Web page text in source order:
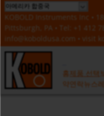
KOBOLD Instruments Inc •
Pittsburgh, PA • Tel:
+1 412
info@koboldusa.com • visit
홈 제품 선택
약 연락 뉴스